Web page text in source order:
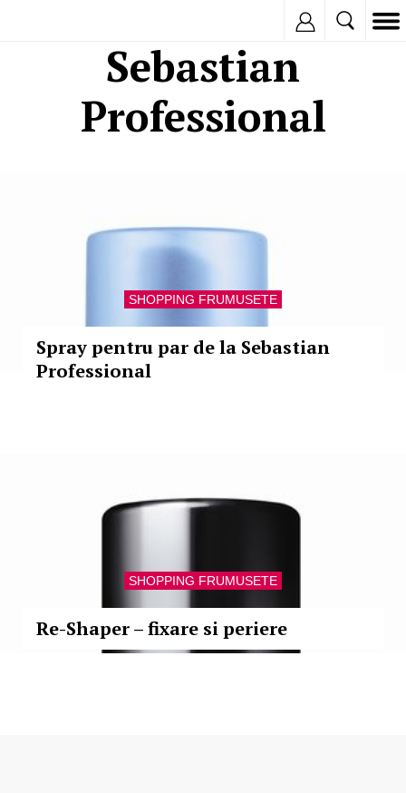
Sebastian
Professional
SHOPPING FRUMUSETE
Spray pentru par de la Sebastian
Professional
SHOPPING FRUMUSETE
Re-Shaper – fixare si periere